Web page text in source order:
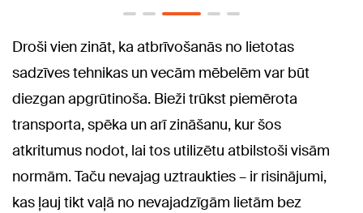
Droši vien zināt, ka atbrīvošanās no lietotas
sadzīves tehnikas un vecām mēbelēm var būt
diezgan apgrūtinoša. Bieži trūkst piemērota
transporta, spēka un arī zināšanu, kur šos
atkritumus nodot, lai tos utilizētu atbilstoši visām
normām. Taču nevajag uztraukties – ir risinājumi,
kas ļauj tikt vaļā no nevajadzīgām lietām bez